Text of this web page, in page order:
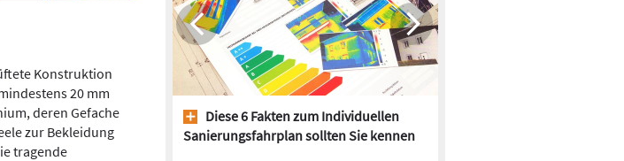
Konstruktion
20 mm
deren Gefache
zur Bekleidung
tragende
Diese 6 Fakten zum Individuellen
Sanierungsfahrplan sollten Sie kennen